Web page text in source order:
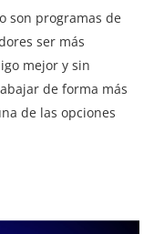
son programas de
ser más
mejor y sin
de forma más
de las opciones